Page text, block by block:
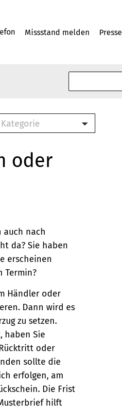
Missstand melden Presse
Kategorie
Musterbrief (RTF)
E-Broschüre (PDF)
oder
auch nach
da? Sie haben
erscheinen
Termin?
Händler oder
Dann wird es
zu setzen.
haben Sie
oder
sollte die
erfolgen, am
Die Frist
hilft